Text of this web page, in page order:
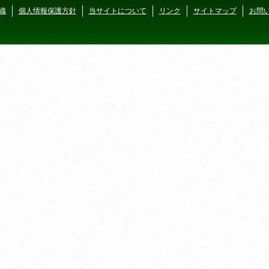
個人情報保護方針 当サイトについて リンク サイトマップ お問